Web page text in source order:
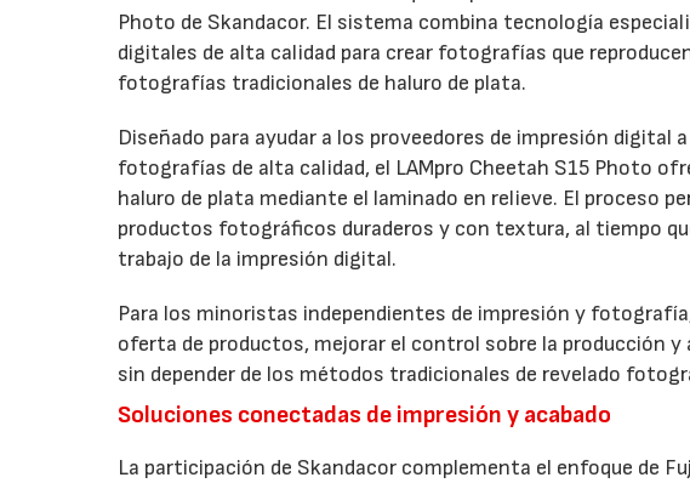
Photo de Skandacor. El sistema combina tecnología
digitales de alta calidad para crear fotografías que
fotografías tradicionales de haluro de plata.
Diseñado para ayudar a los proveedores de impresión digital
fotografías de alta calidad, el LAMpro Cheetah S15 Photo
haluro de plata mediante el laminado en relieve. El proceso
productos fotográficos duraderos y con textura, al tiempo
trabajo de la impresión digital.
Para los minoristas independientes de impresión y
oferta de productos, mejorar el control sobre la producción
sin depender de los métodos tradicionales de revelado
Soluciones conectadas de impresión y acabado
La participación de Skandacor complementa el enfoque de